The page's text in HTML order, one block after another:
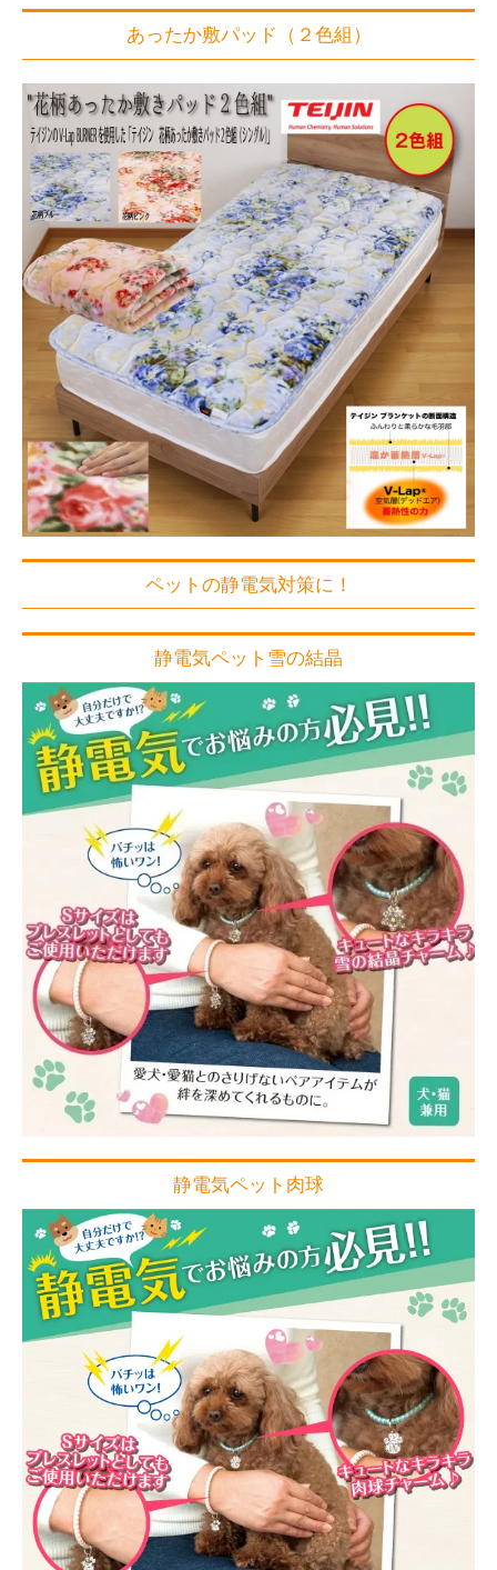
あったか敷パッド（２色組）
ペットの静電気対策に！
静電気ペット雪の結晶
静電気ペット肉球